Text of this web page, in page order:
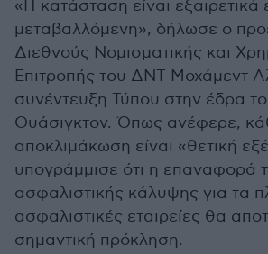
«Η κατάσταση είναι
μεταβαλλόμενη», δήλωσε ο
Διεθνούς Νομισματικής και
Επιτροπής του ΔΝΤ Μοχάμεντ
συνέντευξη Τύπου στην έδρα
Ουάσιγκτον. Όπως ανέφερε,
αποκλιμάκωση είναι «θετική
υπογράμμισε ότι η επαναφορά
ασφαλιστικής κάλυψης για τα
ασφαλιστικές εταιρείες θα
σημαντική πρόκληση.